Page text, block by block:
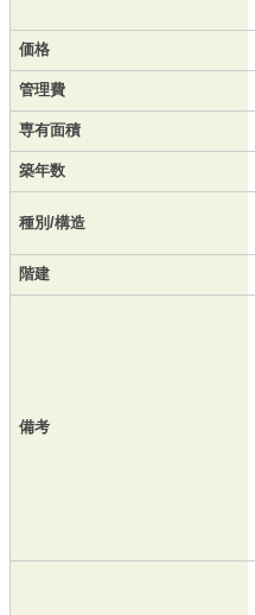
価格
管理費
専有面積
築年数
種別/構造
階建
備考